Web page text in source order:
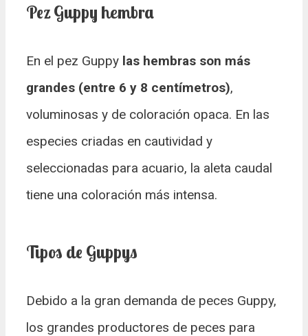
Pez Guppy hembra
En el pez Guppy las hembras son más
grandes (entre 6 y 8 centímetros),
voluminosas y de coloración opaca. En las
especies criadas en cautividad y
seleccionadas para acuario, la aleta caudal
tiene una coloración más intensa.
Tipos de Guppys
Debido a la gran demanda de peces Guppy,
los grandes productores de peces para